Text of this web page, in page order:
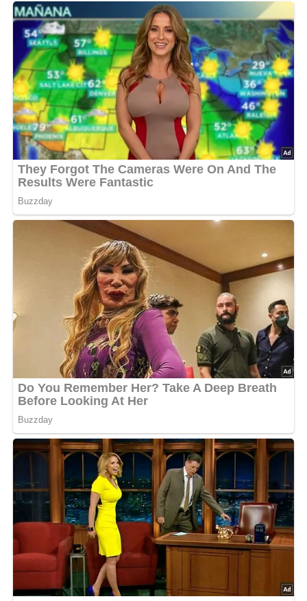
Tipps für den perfekten Genuss
Serviere das Tomaten-Champignon-Gulasch mit frischem
Baguette oder knusprigem Bauernbrot. Ein Glas Rotwein
rundet das Geschmackserlebnis ab. Für eine noch
authentischere DDR-Atmosphäre kannst du dazu sogar
ein paar Ostalgie-Platten auflegen!
Getränke und Beilagen
Zu diesem Gericht passen hervorragend ein kräftiger
Rotwein, Bier oder auch ein Glas Apfelsaftschorle. Als
Beilagen eignen sich Kartoffeln, Reis oder auch Nudeln.
Variationen des Rezepts
Experimentiere mit verschiedenen Gemüsesorten für das
Gulasch oder probiere es mit einer anderen Art von
Klößen. Du kannst auch die Gewürze variieren, um das
Gericht deinem Geschmack anzupassen.
Informationen zu den Zutaten
Verwende am besten frische Zutaten, um den besten
Geschmack zu erzielen. Wenn möglich, greife zu
regionalen und saisonalen Produkten.